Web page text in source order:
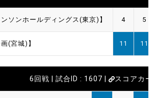
ソンホールディングス(東京)】 4 5
(宮城)】 11 11
6回戦 | 試合ID : 1607 | スコアカー